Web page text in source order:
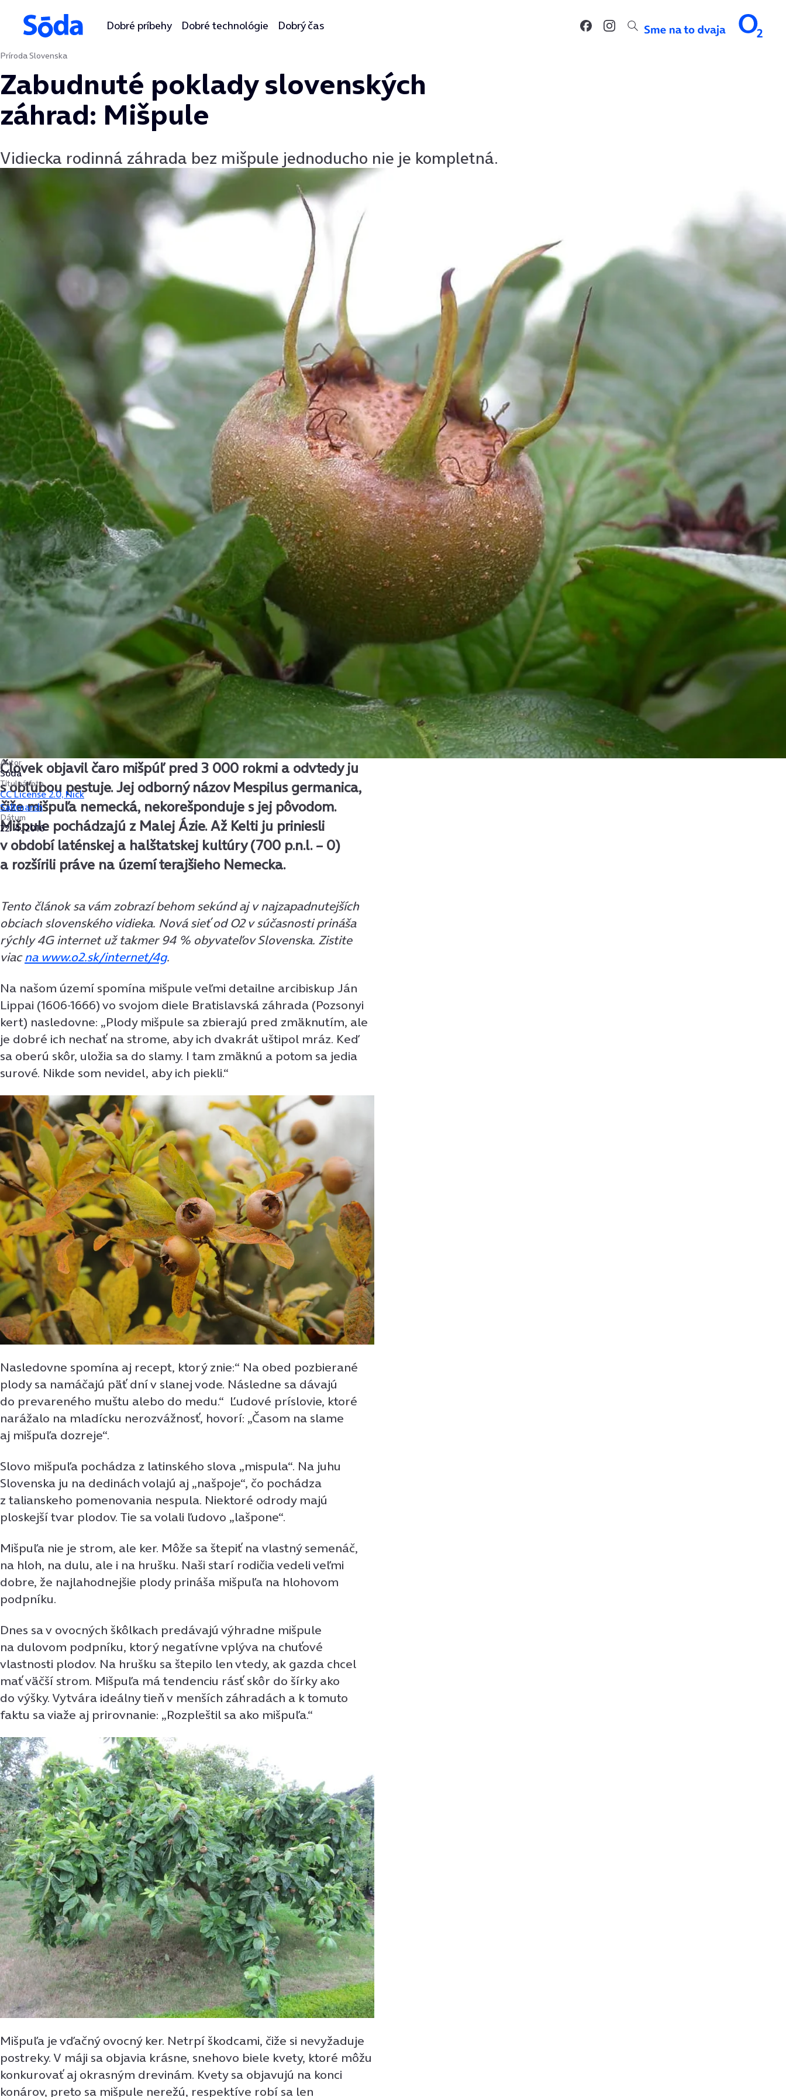
Preskočiť na obsah
Dobré príbehy Dobré technológie Dobrý čas
Príroda Slovenska
Zabudnuté poklady slovenských
záhrad: Mišpule
Vidiecka rodinná záhrada bez mišpule jednoducho nie je kompletná.
Autor
Sóda
Titulná foto
CC License 2.0, Nick
Saltmarsh
Dátum
22. 4. 2016
Človek objavil čaro mišpúľ pred 3 000 rokmi a odvtedy ju
s obľubou pestuje. Jej odborný názov Mespilus germanica,
čiže mišpuľa nemecká, nekorešponduje s jej pôvodom.
Mišpule pochádzajú z Malej Ázie. Až Kelti ju priniesli
v období laténskej a halštatskej kultúry (700 p.n.l. – 0)
a rozšírili práve na území terajšieho Nemecka.
Tento článok sa vám zobrazí behom sekúnd aj v najzapadnutejších
obciach slovenského vidieka. Nová sieť od O2 v súčasnosti prináša
rýchly 4G internet už takmer 94 % obyvateľov Slovenska. Zistite
viacna www.o2.sk/internet/4g.
Na našom území spomína mišpule veľmi detailne arcibiskup Ján
Lippai (1606-1666) vo svojom diele Bratislavská záhrada (Pozsonyi
kert) nasledovne: „Plody mišpule sa zbierajú pred zmäknutím, ale
je dobré ich nechať na strome, aby ich dvakrát uštipol mráz. Keď
sa oberú skôr, uložia sa do slamy. I tam zmäknú a potom sa jedia
surové. Nikde som nevidel, aby ich piekli.“
Nasledovne spomína aj recept, ktorý znie:“ Na obed pozbierané
plody sa namáčajú päť dní v slanej vode. Následne sa dávajú
do prevareného muštu alebo do medu.“ Ľudové príslovie, ktoré
narážalo na mladícku nerozvážnosť, hovorí: „Časom na slame
aj mišpuľa dozreje“.
Slovo mišpuľa pochádza z latinského slova „mispula“. Na juhu
Slovenska ju na dedinách volajú aj „našpoje“, čo pochádza
z talianskeho pomenovania nespula. Niektoré odrody majú
ploskejší tvar plodov. Tie sa volali ľudovo „lašpone“.
Mišpuľa nie je strom, ale ker. Môže sa štepiť na vlastný semenáč,
na hloh, na dulu, ale i na hrušku. Naši starí rodičia vedeli veľmi
dobre, že najlahodnejšie plody prináša mišpuľa na hlohovom
podpníku.
Dnes sa v ovocných škôlkach predávajú výhradne mišpule
na dulovom podpníku, ktorý negatívne vplýva na chuťové
vlastnosti plodov. Na hrušku sa štepilo len vtedy, ak gazda chcel
mať väčší strom. Mišpuľa má tendenciu rásť skôr do šírky ako
do výšky. Vytvára ideálny tieň v menších záhradách a k tomuto
faktu sa viaže aj prirovnanie: „Rozpleštil sa ako mišpuľa.“
Mišpuľa je vďačný ovocný ker. Netrpí škodcami, čiže si nevyžaduje
postreky. V máji sa objavia krásne, snehovo biele kvety, ktoré môžu
konkurovať aj okrasným drevinám. Kvety sa objavujú na konci
konárov, preto sa mišpule nerežú, respektíve robí sa len